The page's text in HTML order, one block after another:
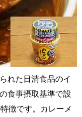
れた日清食品のイ
食事摂取基準で設
徴です。カレーメ